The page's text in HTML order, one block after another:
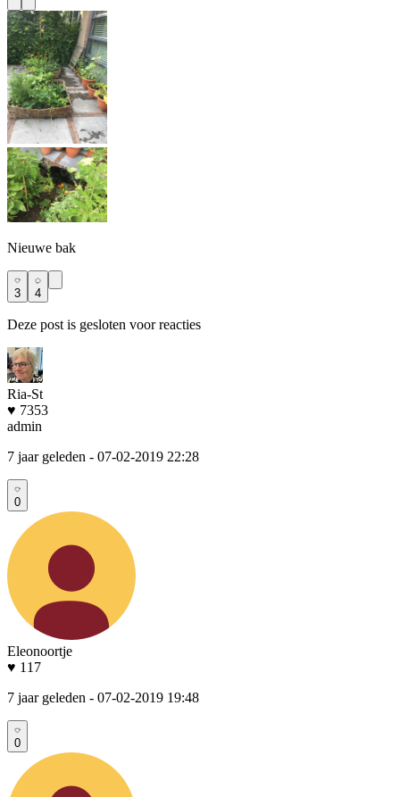
Nieuwe bak
3 4
Deze post is gesloten voor reacties
Ria-St
♥ 7353
admin
7 jaar geleden - 07-02-2019 22:28
0
Eleonoortje
♥ 117
7 jaar geleden - 07-02-2019 19:48
0